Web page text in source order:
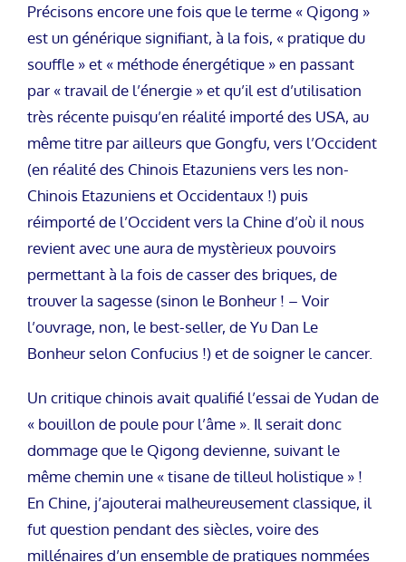
Précisons encore une fois que le terme « Qigong »
est un générique signifiant, à la fois, « pratique du
souffle » et « méthode énergétique » en passant
par « travail de l’énergie » et qu’il est d’utilisation
très récente puisqu’en réalité importé des USA, au
même titre par ailleurs que Gongfu, vers l’Occident
(en réalité des Chinois Etazuniens vers les non-
Chinois Etazuniens et Occidentaux !) puis
réimporté de l’Occident vers la Chine d’où il nous
revient avec une aura de mystèrieux pouvoirs
permettant à la fois de casser des briques, de
trouver la sagesse (sinon le Bonheur ! – Voir
l’ouvrage, non, le best-seller, de Yu Dan Le
Bonheur selon Confucius !) et de soigner le cancer.
Un critique chinois avait qualifié l’essai de Yudan de
« bouillon de poule pour l’âme ». Il serait donc
dommage que le Qigong devienne, suivant le
même chemin une « tisane de tilleul holistique » !
En Chine, j’ajouterai malheureusement classique, il
fut question pendant des siècles, voire des
millénaires d’un ensemble de pratiques nommées